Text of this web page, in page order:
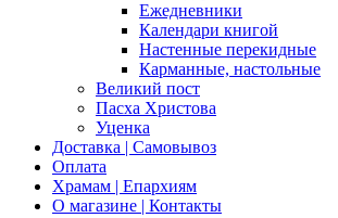
Ежедневники
Календари книгой
Настенные перекидные
Карманные, настольные
Великий пост
Пасха Христова
Уценка
Доставка | Самовывоз
Оплата
Храмам | Епархиям
О магазине | Контакты